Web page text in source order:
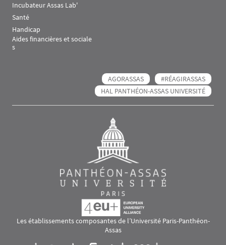
Incubateur Assas Lab'
Santé
Handicap
Aides financières et sociale
s
AGORASSAS
#RÉAGIRASSAS
HAL PANTHÉON-ASSAS UNIVERSITÉ
Les établissements composantes de l’Université Paris-Panthéon-
Assas